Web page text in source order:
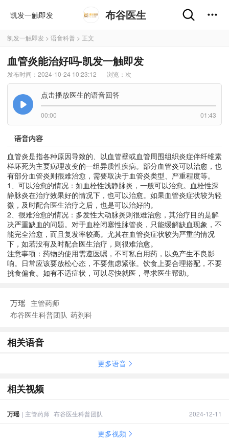
凯发一触即发 布谷医生
凯发一触即发 > 语音科普 > 正文
血管炎能治好吗-凯发一触即发
发布时间：2024-10-24 10:23:12 浏览： 次
点击播放医生的语音回答
00:00 01:43
语音内容
血管炎是指各种原因导致的、以血管壁或血管周围组织炎症伴纤维素
样坏死为主要病理改变的一组异质性疾病。部分血管炎可以治愈，也
有部分血管炎则很难治愈，需要取决于血管炎类型、严重程度等。
1、可以治愈的情况：如血栓性浅静脉炎，一般可以治愈。血栓性深
静脉炎在治疗效果好的情况下，也可以治愈。如果血管炎症状较为轻
微，及时配合医生治疗之后，也是可以治好的。
2、很难治愈的情况：多发性大动脉炎则很难治愈，其治疗目的是解
决严重缺血的问题。对于血栓闭塞性脉管炎，只能缓解缺血现象，不
能完全治愈，而且复发率较高。尤其在血管炎症状较为严重的情况
下，如若没有及时配合医生治疗，则很难治愈。
注意事项：药物的使用需遵医嘱，不可私自用药，以免产生不良影
响。日常应该要放松心态，不要焦虑紧张。饮食上要合理搭配，不要
挑食偏食。如有不适症状，可以尽快就医，寻求医生帮助。
万瑶 主管药师
布谷医生科普团队 药剂科
相关语音
更多语音
相关视频
万瑶 | 主管药师 布谷医生科普团队 2024-12-11
更多视频